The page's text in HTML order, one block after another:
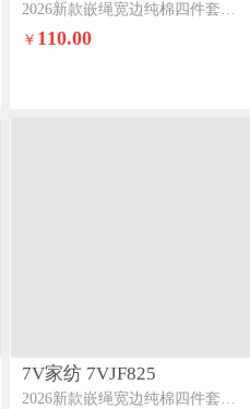
2026新款嵌绳宽边纯棉四件套13376全棉小清新喷气宽幅长绒棉被套床单床笠套件马卡龙
￥ 110.00
7V家纺 7VJF825
2026新款嵌绳宽边纯棉四件套13376全棉小清新喷气宽幅长绒棉被套床单床笠套件森野花簇